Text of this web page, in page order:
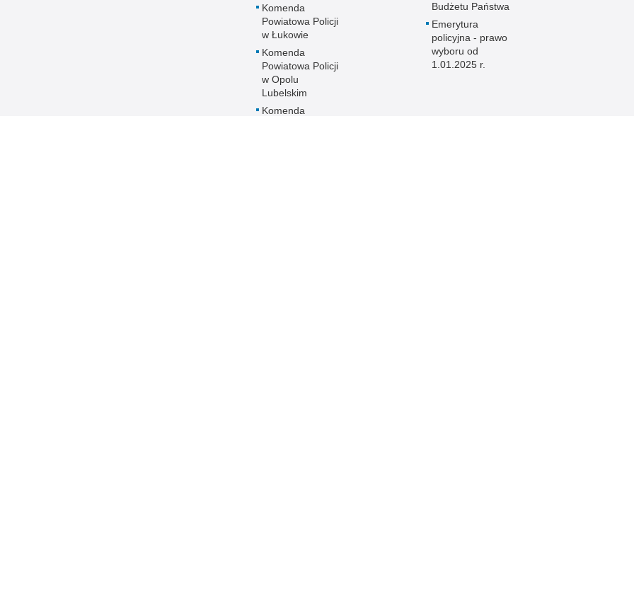
Komenda
Powiatowa Policji
w Łukowie
Komenda
Powiatowa Policji
w Opolu
Lubelskim
Komenda
Budżetu Państwa
Emerytura
policyjna - prawo
wyboru od
1.01.2025 r.